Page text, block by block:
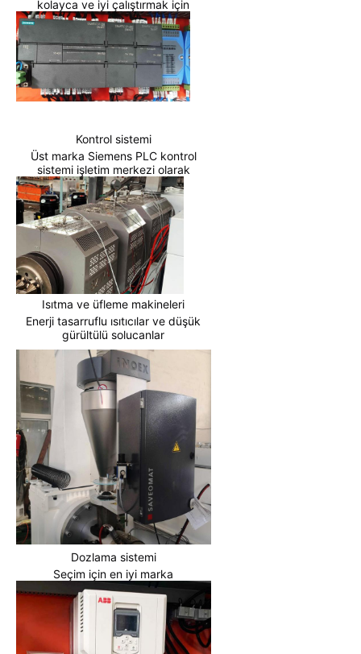
kolayca ve iyi çalıştırmak için
Kontrol sistemi
Üst marka Siemens PLC kontrol
sistemi işletim merkezi olarak
Isıtma ve üfleme makineleri
Enerji tasarruflu ısıtıcılar ve düşük
gürültülü solucanlar
Dozlama sistemi
Seçim için en iyi marka